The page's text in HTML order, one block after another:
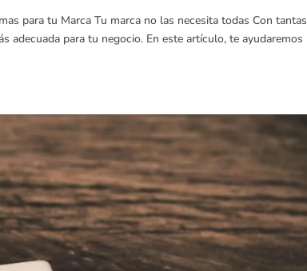
para tu Marca Tu marca no las necesita todas Con tantas
adecuada para tu negocio. En este artículo, te ayudaremos